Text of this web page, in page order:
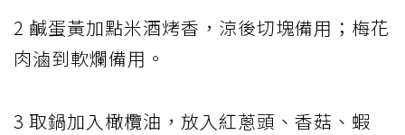
2 鹹蛋黃加點米酒烤香，涼後切塊備用；梅花
肉滷到軟爛備用。
3 取鍋加入橄欖油，放入紅蔥頭、香菇、蝦